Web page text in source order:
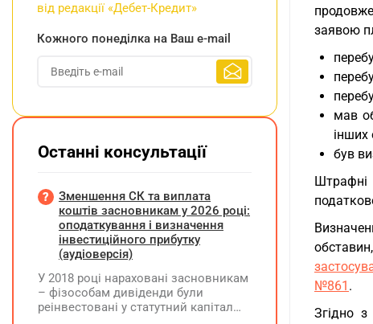
заявою
мав
інших
був
Штрафні
№861 .
Згідно з
від редакції «Дебет-Кредит»
Кожного понеділка на Ваш e-mail
Останні консультації
Зменшення СК та виплата
коштів засновникам у 2026 році:
оподаткування і визначення
інвестиційного прибутку
(аудіоверсія)
У 2018 році нараховані засновникам
– фізособам дивіденди були
реінвестовані у статутний капітал